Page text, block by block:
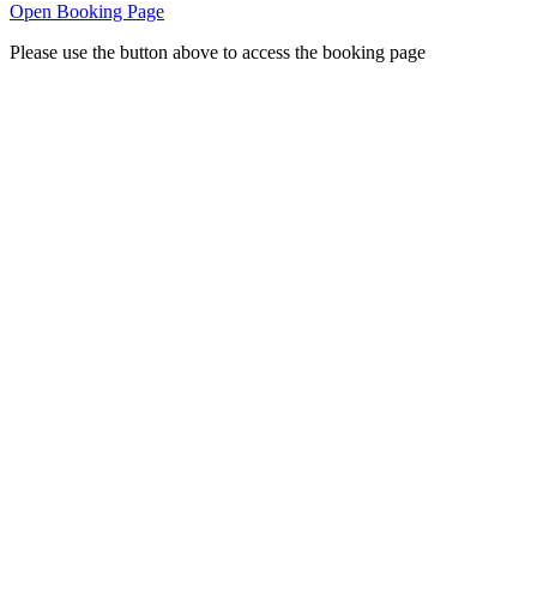
Open Booking Page
Please use the button above to access the booking page